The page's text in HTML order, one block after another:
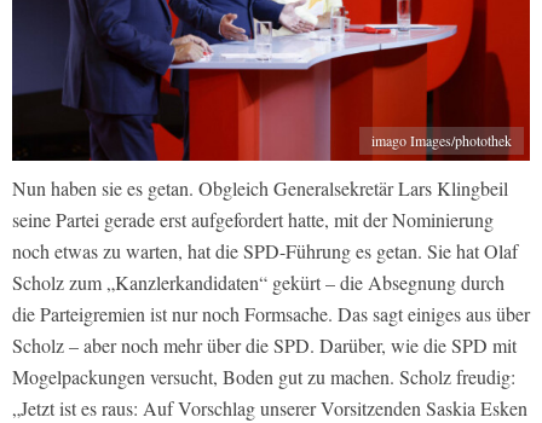
imago Images/photothek
Nun haben sie es getan. Obgleich Generalsekretär Lars Klingbeil
seine Partei gerade erst aufgefordert hatte, mit der Nominierung
noch etwas zu warten, hat die SPD-Führung es getan. Sie hat Olaf
Scholz zum „Kanzlerkandidaten“ gekürt – die Absegnung durch
die Parteigremien ist nur noch Formsache. Das sagt einiges aus über
Scholz – aber noch mehr über die SPD. Darüber, wie die SPD mit
Mogelpackungen versucht, Boden gut zu machen. Scholz freudig:
„Jetzt ist es raus: Auf Vorschlag unserer Vorsitzenden Saskia Esken